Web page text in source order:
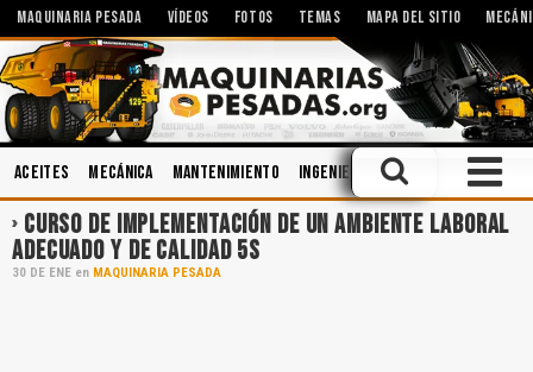
MAQUINARIA PESADA VÍDEOS FOTOS TEMAS MAPA DEL SITIO
Aceites Mecánica Mantenimiento Ingeniería Accidentes
CURSO DE IMPLEMENTACIÓN DE UN AMBIENTE LABORAL
ADECUADO Y DE CALIDAD 5S
30 DE ENE en MAQUINARIA PESADA